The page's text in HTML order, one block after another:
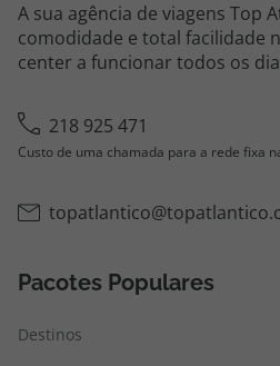
A sua agência de viagens
comodidade e total facilidade
center a funcionar todos os
218 925 471
Custo de uma chamada para a rede fixa
Pacotes Populares
Destinos